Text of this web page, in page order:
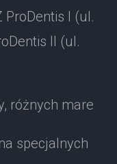
ProDentis I (ul.
II (ul.
różnych mare
specjalnych